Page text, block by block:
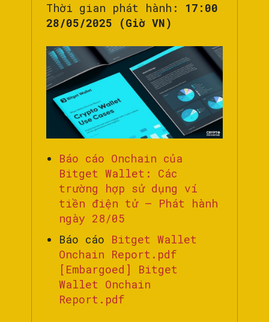
Thời gian phát hành:
17:00
28/05/2025 (Giờ VN)
Báo cáo Onchain của
Bitget Wallet: Các
trường hợp sử dụng ví
tiền điện tử – Phát hành
ngày 28/05
Báo cáo Bitget Wallet
Onchain Report.pdf
[Embargoed] Bitget
Wallet Onchain
Report.pdf